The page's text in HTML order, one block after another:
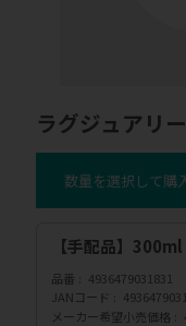
ラグジュアリ
数量を選択して購
【手配品】
品番
4936479031831
JANコード
メーカー希望小売価格